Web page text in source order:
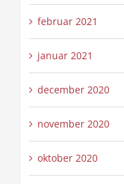
februar 2021
januar 2021
december 2020
november 2020
oktober 2020